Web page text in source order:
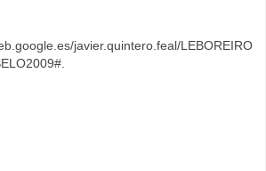
javier.quintero.feal/LEBOREIRO